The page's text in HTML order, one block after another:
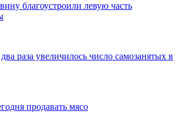
благоустроили левую часть
раза увеличилось число самозанятых в
продавать мясо